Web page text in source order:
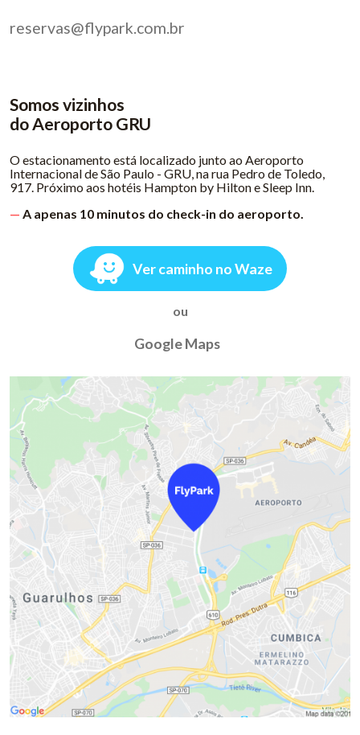
reservas@flypark.com.br
Somos vizinhos
do Aeroporto GRU
O estacionamento está localizado junto ao Aeroporto
Internacional de São Paulo - GRU, na rua Pedro de Toledo,
917. Próximo aos hotéis Hampton by Hilton e Sleep Inn.
— A apenas 10 minutos do check-in do aeroporto.
Ver caminho no Waze
ou
Google Maps